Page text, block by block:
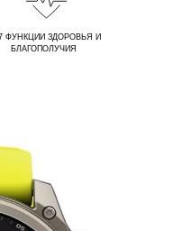
ФУНКЦИИ ЗДОРОВЬЯ И
БЛАГОПОЛУЧИЯ